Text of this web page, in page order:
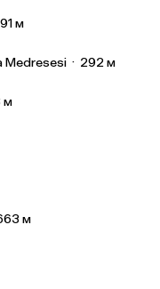
м
Medresesi · 292 м
м
м